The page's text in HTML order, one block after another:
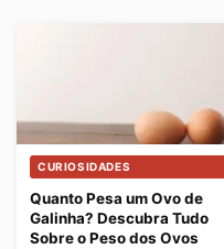
CURIOSIDADES
Quanto Pesa um Ovo de
Galinha? Descubra Tudo
Sobre o Peso dos Ovos